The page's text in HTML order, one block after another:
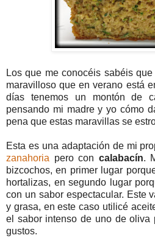
Los que me conocéis sabéis
maravilloso que en verano está
días tenemos un montón de
pensando mi madre y yo cómo
pena que estas maravillas se
Esta es una adaptación de mi
zanahoria pero con calabacín.
bizcochos, en primer lugar
hortalizas, en segundo lugar
con un sabor espectacular. Este
y grasa, en este caso utilicé
el sabor intenso de uno de oliva
gustos.